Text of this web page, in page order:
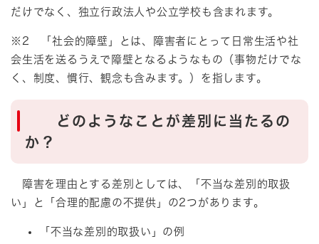
だけでなく、独立行政法人や公立学校も含まれます。
※2 「社会的障壁」とは、障害者にとって日常生活や社
会生活を送るうえで障壁となるようなもの（事物だけでな
く、制度、慣行、観念も含みます。）を指します。
どのようなことが差別に当たるの
か？
障害を理由とする差別としては、「不当な差別的取扱
い」と「合理的配慮の不提供」の2つがあります。
「不当な差別的取扱い」の例